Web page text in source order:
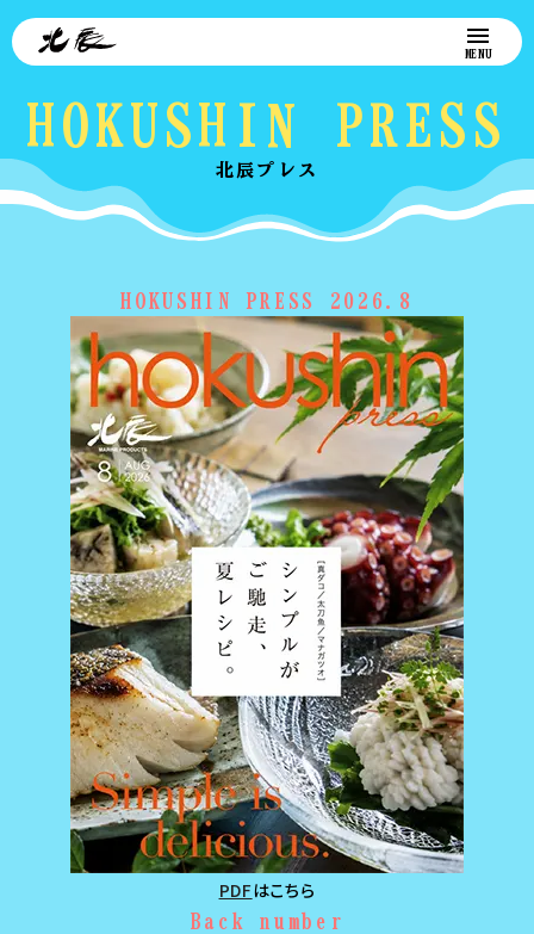
HOKUSHIN PRESS
北辰プレス
HOKUSHIN PRESS 2026.8
PDFはこちら
Back number